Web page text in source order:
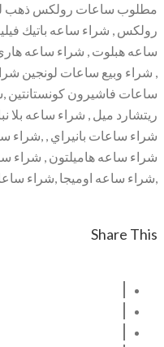
مطلوب ساعات رولكس ذهب
رولكس , شراء ساعه باتيك
ساعه هبلوت , شراء ساعه
, شراء وبيع ساعات لونجين
ساعات فاشيرون كونستانتين
ريتشارد ميل , شراء ساعه بلا
شراء ساعات بانيراي , ,شراء
شراء ساعه هاميلتون , شراء
,شراء ساعه اوميجا ,شراء
Share This